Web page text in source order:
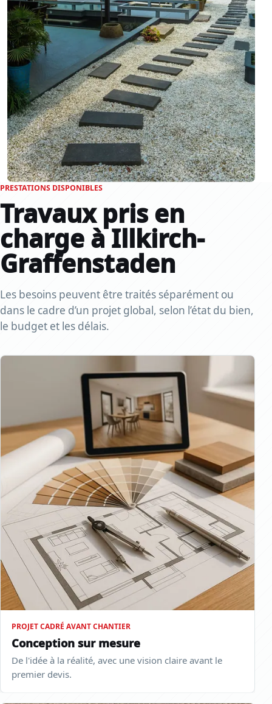
PRESTATIONS DISPONIBLES
Travaux pris en
charge à Illkirch-
Graffenstaden
Les besoins peuvent être traités séparément ou
dans le cadre d’un projet global, selon l’état du bien,
le budget et les délais.
PROJET CADRÉ AVANT CHANTIER
Conception sur mesure
De l'idée à la réalité, avec une vision claire avant le
premier devis.